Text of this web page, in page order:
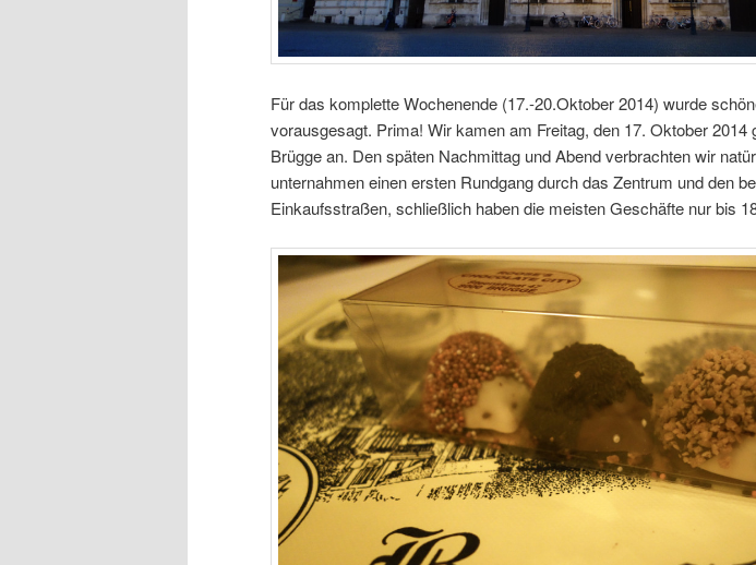
Für das komplette Wochenende (17.-20.Oktober 2014) wurde
vorausgesagt. Prima! Wir kamen am Freitag, den 17. Oktober 2014
Brügge an. Den späten Nachmittag und Abend verbrachten wir
unternahmen einen ersten Rundgang durch das Zentrum und den
Einkaufsstraßen, schließlich haben die meisten Geschäfte nur bis